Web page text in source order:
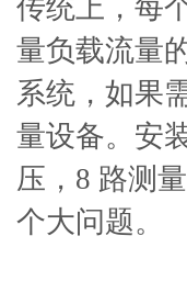
传统上，每
量负载流量
系统，如果
量设备。安
压，8 路测
个大问题。